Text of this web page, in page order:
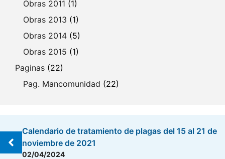
Obras 2011 (1)
Obras 2013 (1)
Obras 2014 (5)
Obras 2015 (1)
Paginas (22)
Pag. Mancomunidad (22)
Calendario de tratamiento de plagas del 15 al 21 de
noviembre de 2021
02/04/2024